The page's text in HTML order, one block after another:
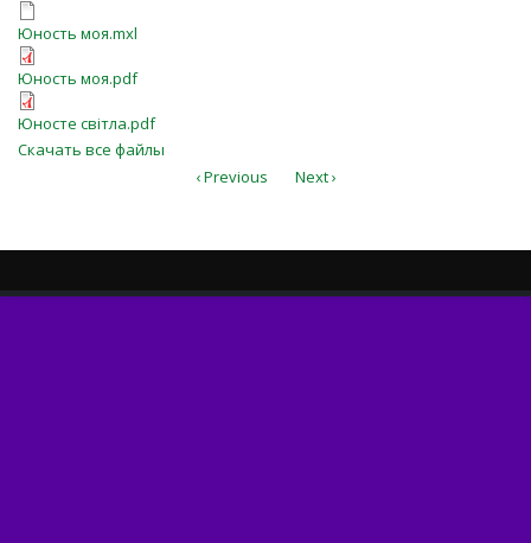
Юность моя.mxl
Юность моя.mxl
Юность моя.pdf
Юность моя.pdf
Юносте світла.pdf
Юносте світла.pdf
Скачать все файлы
‹ Previous
Next ›